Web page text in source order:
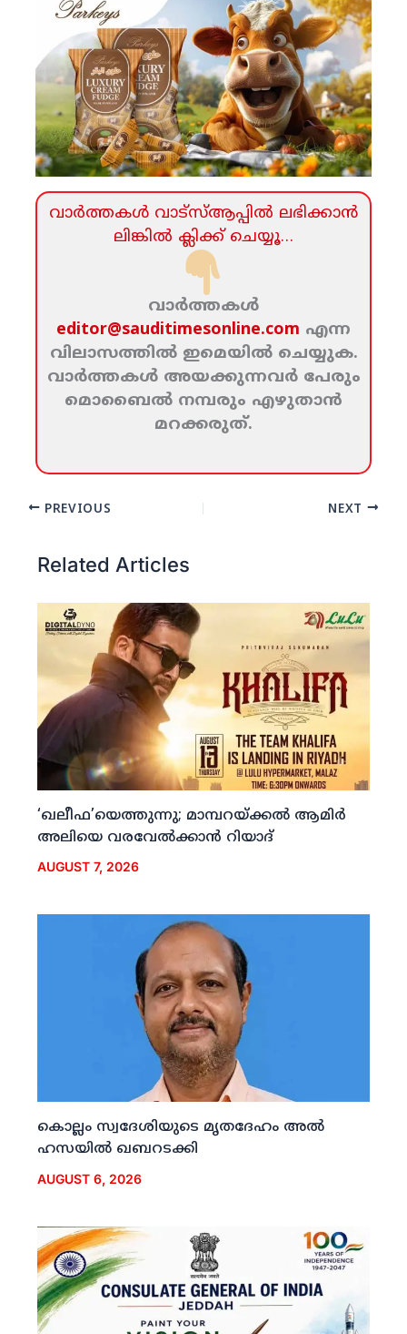
വാര്‍ത്തകള്‍ വാട്‌സ്‌ആപ്പില്‍ ലഭിക്കാന്‍
ലിങ്കില്‍ ക്ലിക്ക്‌ ചെയ്യൂ…
വാര്‍ത്തകള്‍
editor@sauditimesonline.com എന്ന
വിലാസത്തില്‍ ഇമെയില്‍ ചെയ്യുക.
വാര്‍ത്തകള്‍ അയക്കുന്നവര്‍ പേരും
മൊബൈല്‍ നമ്പരും എഴുതാന്‍
മറക്കരുത്‌.
PREVIOUS NEXT
Related Articles
‘ഖലീഫ’യെത്തുന്നു; മാമ്പറയ്ക്കല്‍ ആമിര്‍
അലിയെ വരവേല്‍ക്കാന്‍ റിയാദ്
AUGUST 7, 2026
കൊല്ലം സ്വദേശിയുടെ മൃതദേഹം അല്‍
ഹസയില്‍ ഖബറടക്കി
AUGUST 6, 2026